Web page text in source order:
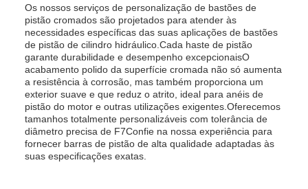
Os nossos serviços de personalização de bastões de
pistão cromados são projetados para atender às
necessidades específicas das suas aplicações de bastões
de pistão de cilindro hidráulico.Cada haste de pistão
garante durabilidade e desempenho excepcionaisO
acabamento polido da superfície cromada não só aumenta
a resistência à corrosão, mas também proporciona um
exterior suave e que reduz o atrito, ideal para anéis de
pistão do motor e outras utilizações exigentes.Oferecemos
tamanhos totalmente personalizáveis com tolerância de
diâmetro precisa de F7Confie na nossa experiência para
fornecer barras de pistão de alta qualidade adaptadas às
suas especificações exatas.